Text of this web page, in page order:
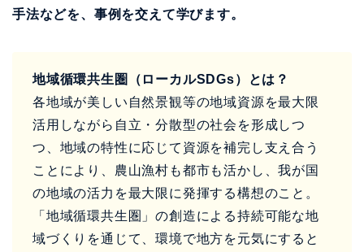
手法などを、事例を交えて学びます。
地域循環共生圏（ローカルSDGs）とは？
各地域が美しい自然景観等の地域資源を最大限
活用しながら自立・分散型の社会を形成しつ
つ、地域の特性に応じて資源を補完し支え合う
ことにより、農山漁村も都市も活かし、我が国
の地域の活力を最大限に発揮する構想のこと。
「地域循環共生圏」の創造による持続可能な地
域づくりを通じて、環境で地方を元気にすると